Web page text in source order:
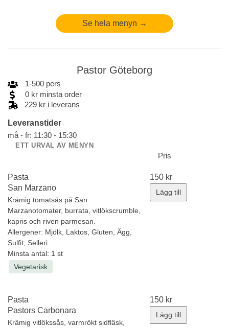
Se hela menyn →
Pastor Göteborg
1-500 pers
0 kr minsta order
229 kr i leverans
Leveranstider
må - fr: 11:30 - 15:30
ETT URVAL AV MENYN
Pris
Pasta
San Marzano
Krämig tomatsås på San
Marzanotomater, burrata, vitlökscrumble,
kapris och riven parmesan.
Allergener: Mjölk, Laktos, Gluten, Ägg,
Sulfit, Selleri
Minsta antal: 1 st
Vegetarisk
150 kr
Lägg till
Pasta
Pastors Carbonara
Krämig vitlökssås, varmrökt sidfläsk,
150 kr
Lägg till